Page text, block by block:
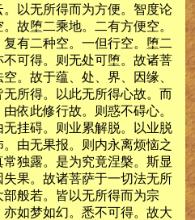
以无所得而为方便。智度论
故堕二乘地。二有方便空。
有二种空。一但行空。堕二
可得。则无处可堕。故诸菩
。故于蕴、处、界、因缘、
所得。以此无所得心故。而
依此修行故。则惑不碍心。
挂碍。则业累解脱。以业脱
由无果报。则内永离烦恼之
独露。是为究竟涅槃。斯显
果。故诸菩萨于一切法无所
般若。皆以无所得而为宗
如梦如幻。悉不可得。故大